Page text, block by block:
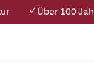
✓ Über 100